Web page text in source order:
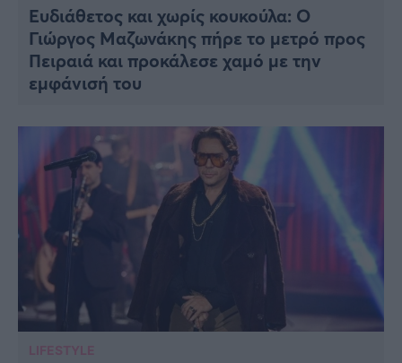
Ευδιάθετος και χωρίς κουκούλα: Ο
Γιώργος Μαζωνάκης πήρε το μετρό προς
Πειραιά και προκάλεσε χαμό με την
εμφάνισή του
LIFESTYLE